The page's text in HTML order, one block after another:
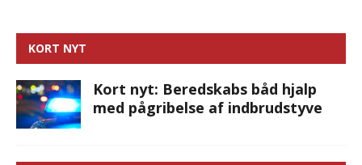
KORT NYT
Kort nyt: Beredskabs båd hjalp
med pågribelse af indbrudstyve